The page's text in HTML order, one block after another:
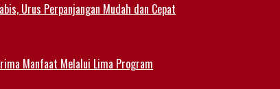
Urus Perpanjangan Mudah dan Cepat
Manfaat Melalui Lima Program